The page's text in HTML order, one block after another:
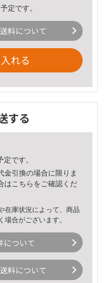
定です。
料について
れる
する
です。
金引換の場合に限りま
はこちら をご確認くだ
在庫状況によって、商品
場合がございます。
について
料について